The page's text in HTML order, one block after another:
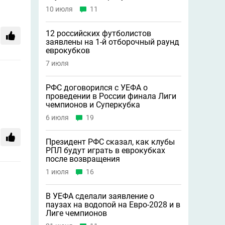
10 июля 11
12 российских футболистов
заявлены на 1-й отборочный раунд
еврокубков
7 июля
РФС договорился с УЕФА о
проведении в России финала Лиги
чемпионов и Суперкубка
6 июля 19
Президент РФС сказал, как клубы
РПЛ будут играть в еврокубках
после возвращения
1 июля 16
В УЕФА сделали заявление о
паузах на водопой на Евро-2028 и в
Лиге чемпионов